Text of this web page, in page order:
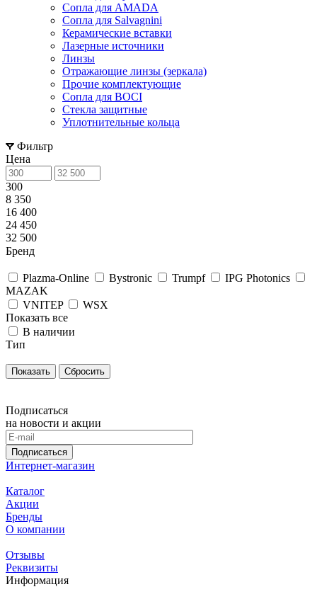
Сопла для AMADA
Сопла для Salvagnini
Керамические вставки
Лазерные источники
Линзы
Отражающие линзы (зеркала)
Прочие комплектующие
Сопла для BOCI
Стекла защитные
Уплотнительные кольца
Фильтр
Цена
300
8 350
16 400
24 450
32 500
Бренд
Plazma-Online Bystronic Trumpf
IPG Photonics
MAZAK
VNITEP
WSX
Показать все
В наличии
Тип
Сбросить
Подписаться
на новости и акции
Подписаться
Интернет-магазин
Каталог
Акции
Бренды
О компании
Отзывы
Реквизиты
Информация